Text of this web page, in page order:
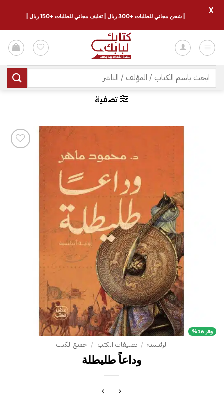
للمحتوى
البحث
عن:
تصفية
وفر 16%
الرئيسية / تصنيفات الكتب / جميع الكتب
وداعاً طليطلة‎
| شحن مجاني للطلبات +300 ريال | تغليف مجاني للطلبات +150 ريال |
X